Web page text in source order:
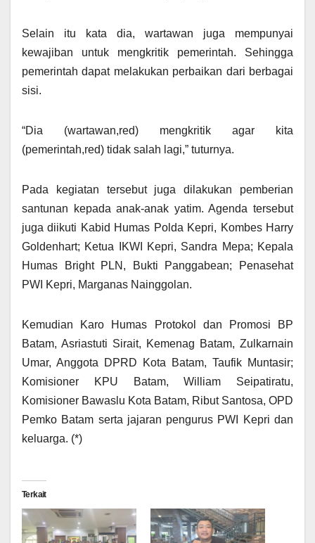
Selain itu kata dia, wartawan juga mempunyai
kewajiban untuk mengkritik pemerintah. Sehingga
pemerintah dapat melakukan perbaikan dari berbagai
sisi.
“Dia (wartawan,red) mengkritik agar kita
(pemerintah,red) tidak salah lagi,” tuturnya.
Pada kegiatan tersebut juga dilakukan pemberian
santunan kepada anak-anak yatim. Agenda tersebut
juga diikuti Kabid Humas Polda Kepri, Kombes Harry
Goldenhart; Ketua IKWI Kepri, Sandra Mepa; Kepala
Humas Bright PLN, Bukti Panggabean; Penasehat
PWI Kepri, Marganas Nainggolan.
Kemudian Karo Humas Protokol dan Promosi BP
Batam, Asriastuti Sirait, Kemenag Batam, Zulkarnain
Umar, Anggota DPRD Kota Batam, Taufik Muntasir;
Komisioner KPU Batam, William Seipatiratu,
Komisioner Bawaslu Kota Batam, Ribut Santosa, OPD
Pemko Batam serta jajaran pengurus PWI Kepri dan
keluarga. (*)
Terkait